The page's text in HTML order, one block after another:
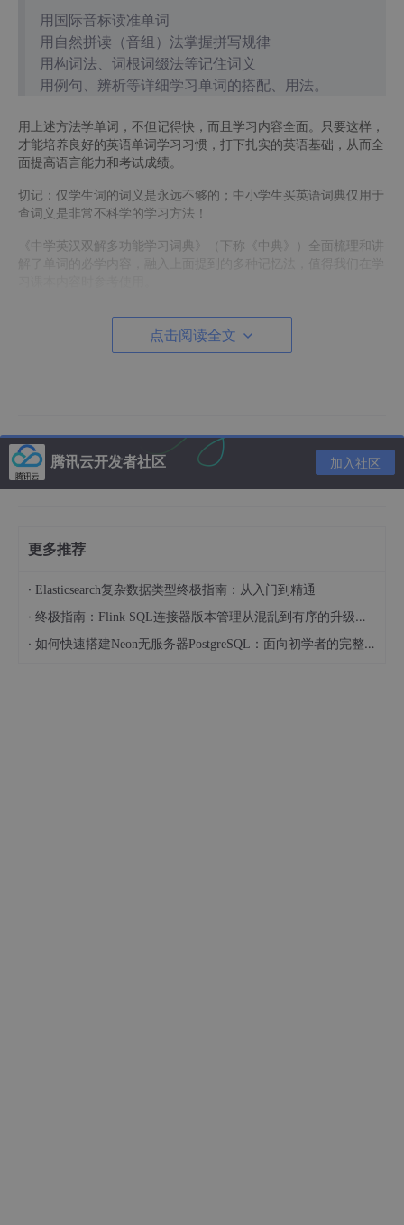
用国际音标读准单词
用自然拼读（音组）法掌握拼写规律
用构词法、词根词缀法等记住词义
用例句、辨析等详细学习单词的搭配、用法。
用上述方法学单词，不但记得快，而且学习内容全面。只要这样，
才能培养良好的英语单词学习习惯，打下扎实的英语基础，从而全
面提高语言能力和考试成绩。
切记：仅学生词的词义是永远不够的；中小学生买英语词典仅用于
查词义是非常不科学的学习方法！
《中学英汉双解多功能学习词典》（下称《中典》）全面梳理和讲
下面，本文以查《中典》为例，为师生展示如何利用多功能学习词
典，学好教材中的生词。要学的课文内容是人教版初中英语“八年
用中学英汉双解多功能学习词典学8A第1单元单词在线收
听_八年级上册英语单词速记教学_喜马拉雅FM​www.ximal
语音讲解文本：
点击阅读全文
腾讯云开发者社区 加入社区
更多推荐
· Elasticsearch复杂数据类型终极指南：从入门到精通
· 终极指南：Flink SQL连接器版本管理从混乱到有序的升级之路
· 如何快速搭建Neon无服务器PostgreSQL：面向初学者的完整指南